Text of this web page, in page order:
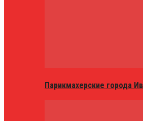
Парикмахерские города